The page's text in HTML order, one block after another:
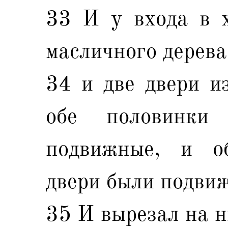
33 И у входа в
масличного
34 и две двери
обе
подвижные, и
двери были
35 И вырезал на